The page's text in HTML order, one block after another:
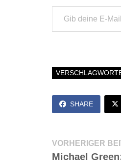
Gib deine E-Mail-Adresse ein ...
SHARE
VORHERIGER
Michael